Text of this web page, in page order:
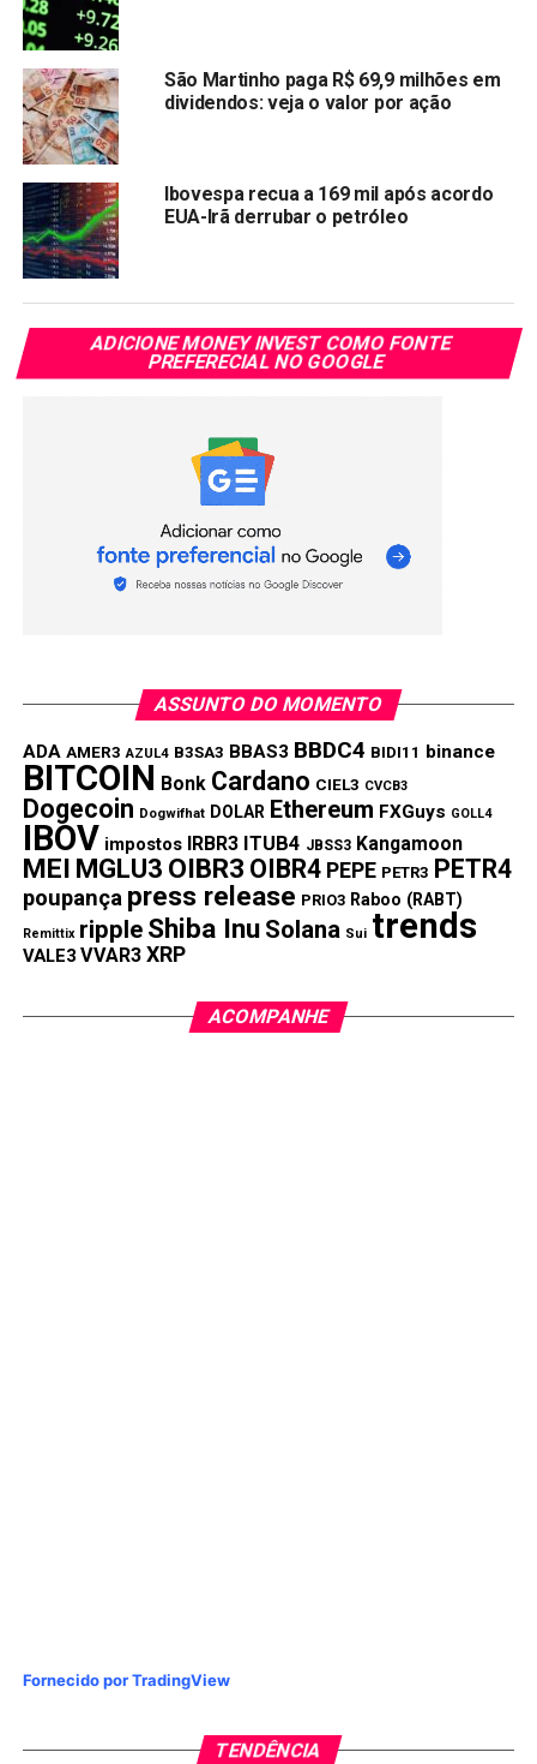
PRÓXIMA:
Petrobras se prepara para futuro do mercado de
refino e gás natural
NÃO PERCA:
Oi terá apoio do governo no Cade para vender as
redes móveis
São Martinho paga R$ 69,9 milhões em
dividendos: veja o valor por ação
Ibovespa recua a 169 mil após acordo
EUA-Irã derrubar o petróleo
ADICIONE MONEY INVEST COMO FONTE
PREFERECIAL NO GOOGLE
ASSUNTO DO MOMENTO
ADA AMER3 AZUL4 B3SA3 BBAS3 BBDC4 BIDI11 binance
BITCOIN Bonk Cardano CIEL3 CVCB3
Dogecoin Dogwifhat DOLAR Ethereum FXGuys GOLL4
IBOV impostos IRBR3 ITUB4 JBSS3 Kangamoon
MEI MGLU3 OIBR3 OIBR4 PEPE PETR3 PETR4
poupança press release PRIO3 Raboo (RABT)
Remittix ripple Shiba Inu Solana Sui trends
VALE3 VVAR3 XRP
ACOMPANHE
Fornecido por TradingView
TENDÊNCIA